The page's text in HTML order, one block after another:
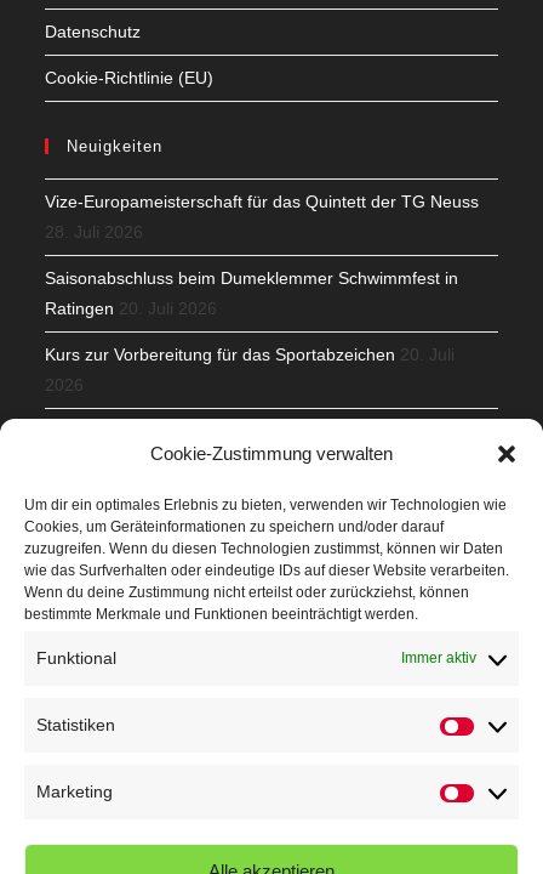
Cookie-Zustimmung verwalten
Um dir ein optimales Erlebnis zu bieten, verwenden wir Technologien wie
Cookies, um Geräteinformationen zu speichern und/oder darauf
zuzugreifen. Wenn du diesen Technologien zustimmst, können wir Daten
wie das Surfverhalten oder eindeutige IDs auf dieser Website verarbeiten.
Wenn du deine Zustimmung nicht erteilst oder zurückziehst, können
bestimmte Merkmale und Funktionen beeinträchtigt werden.
Funktional Immer aktiv
Statistiken
Marketing
Datenschutz
Cookie-Richtlinie (EU)
Neuigkeiten
Vize-Europameisterschaft für das Quintett der TG Neuss
28. Juli 2026
Saisonabschluss beim Dumeklemmer Schwimmfest in
Ratingen 20. Juli 2026
Kurs zur Vorbereitung für das Sportabzeichen 20. Juli
2026
Veranstaltungen
Höffner Run
Kindersportfest